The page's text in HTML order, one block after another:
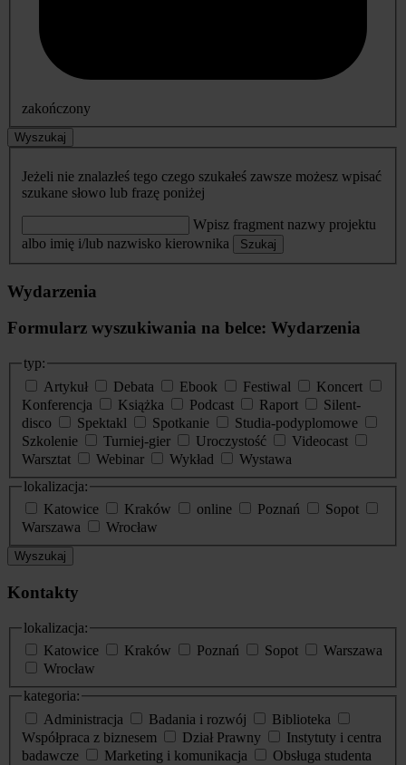
zakończony
Wyszukaj
Jeżeli nie znalazłeś tego czego szukałeś zawsze możesz wpisać
szukane słowo lub frazę poniżej
Wpisz fragment nazwy projektu
albo imię i/lub nazwisko kierownika
Szukaj
Wydarzenia
Formularz wyszukiwania na belce: Wydarzenia
typ:
Artykuł
Debata Ebook Festiwal
Koncert
Konferencja
Książka Podcast Raport
Silent-
disco
Spektakl Spotkanie
Studia-podyplomowe
Szkolenie
Turniej-gier Uroczystość
Videocast
Warsztat
Webinar Wykład
Wystawa
lokalizacja:
Katowice
Kraków online Poznań
Sopot
Warszawa
Wrocław
Wyszukaj
Kontakty
lokalizacja:
Katowice
Kraków Poznań Sopot
Warszawa
Wrocław
kategoria:
Administracja
Badania i rozwój
Biblioteka
Współpraca z biznesem
Dział Prawny
Instytuty i centra
badawcze
Marketing i komunikacja
Obsługa studenta